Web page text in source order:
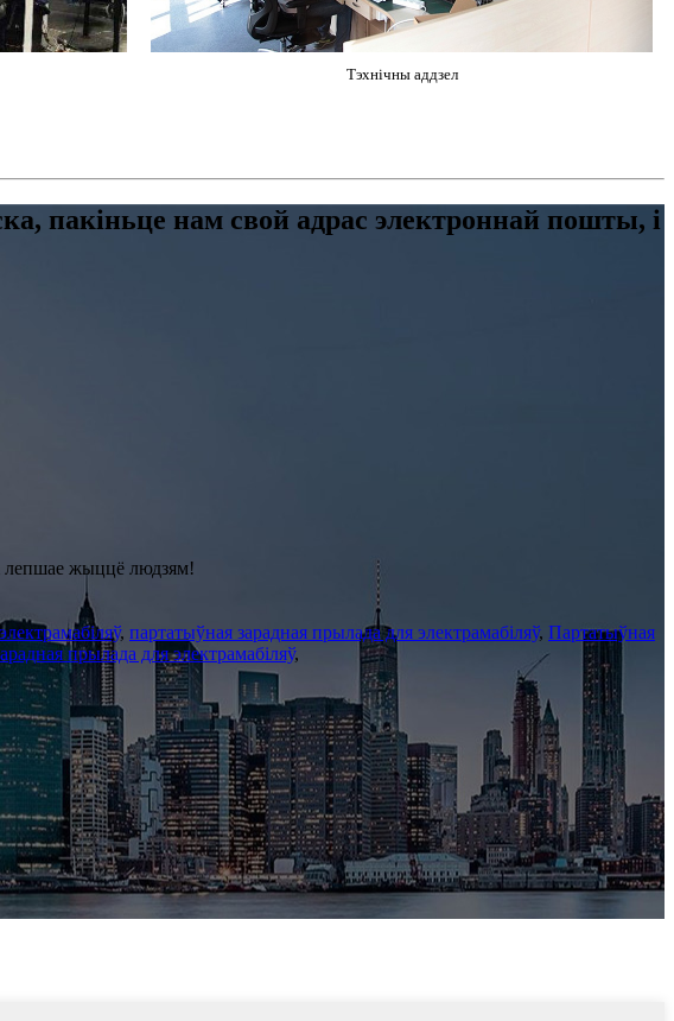
Тэхнічны аддзел
пакіньце нам свой адрас электроннай пошты, і
лепшае жыццё людзям!
, партатыўная зарадная прылада для электрамабіляў, Партатыўная
прылада для электрамабіляў,